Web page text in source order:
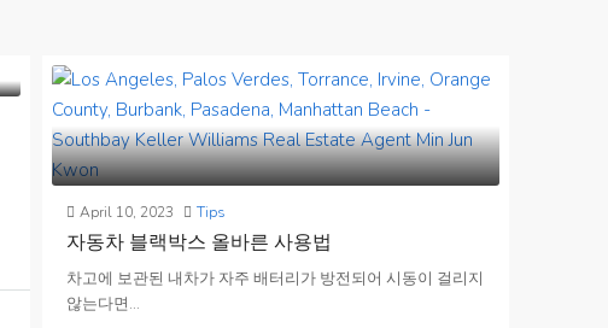
April 10, 2023 Tips
자동차 블랙박스 올바른 사용법
차고에 보관된 내차가 자주 배터리가 방전되어 시동이 걸리지
않는다면...